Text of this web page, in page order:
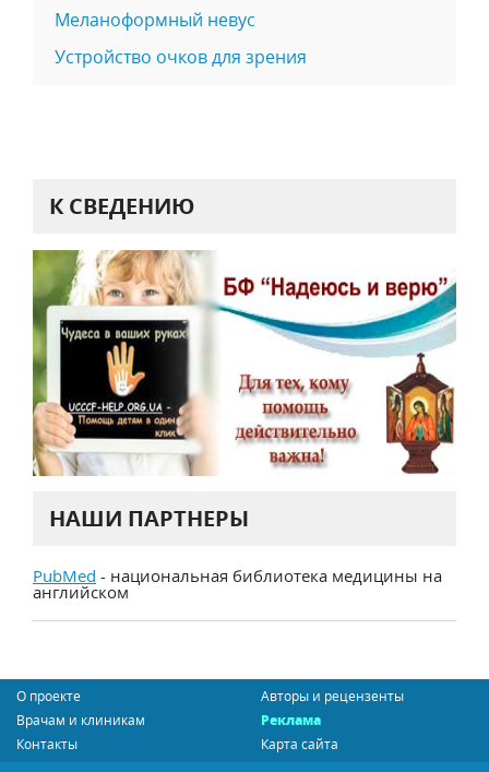
Меланоформный невус
Устройство очков для зрения
К СВЕДЕНИЮ
НАШИ ПАРТНЕРЫ
PubMed - национальная библиотека медицины на
английском
О проекте
Авторы и рецензенты
Врачам и клиникам
Реклама
Контакты
Карта сайта